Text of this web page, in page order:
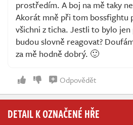
prostředím. A boj na mě taky
Akorát mně při tom bossfightu
všichni z ticha. Jestli to bylo
budou slovně reagovat?
za mě hodně dobrý. 🙂
Odpovědět
DETAIL K OZNAČENÉ HŘE